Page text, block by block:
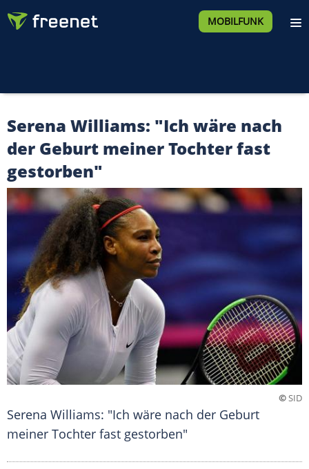
MOBILFUNK
Serena Williams: "Ich wäre nach
der Geburt meiner Tochter fast
gestorben"
©SID
Serena Williams: "Ich wäre nach der Geburt
meiner Tochter fast gestorben"